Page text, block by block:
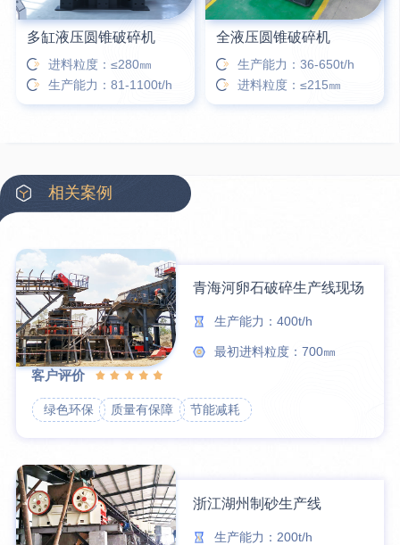
多缸液压圆锥破碎机
进料粒度：≤280㎜
生产能力：81-1100t/h
全液压圆锥破碎机
生产能力：36-650t/h
进料粒度：≤215㎜
相关案例
青海河卵石破碎生产线现场
生产能力：400t/h
最初进料粒度：700㎜
客户评价
绿色环保 质量有保障 节能减耗
浙江湖州制砂生产线
生产能力：200t/h